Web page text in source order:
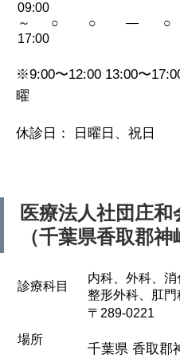
09:00
～
17:00
○ ○ — ○
※9:00〜12:00 13:00〜
曜
休診日： 日曜日、祝日
医療法人社団庄
（千葉県香取郡神
診療科目
内科、外科、消
整形外科、肛門
場所
〒289-0221
千葉県 香取郡